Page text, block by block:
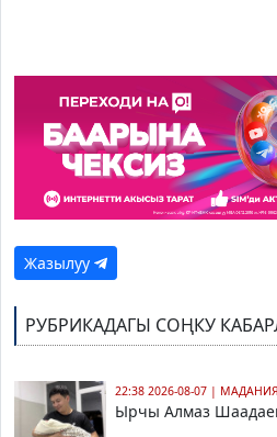
Жазылуу
РУБРИКАДАГЫ СОҢКУ
22:38 2026-08-07 |
Ырчы Алмаз